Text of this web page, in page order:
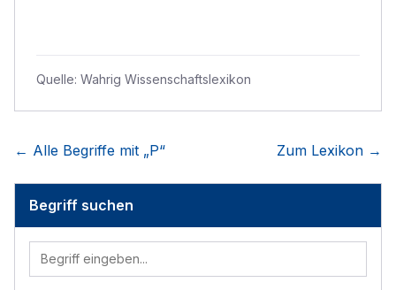
Quelle: Wahrig Wissenschaftslexikon
← Alle Begriffe mit „P“ Zum Lexikon →
Begriff suchen